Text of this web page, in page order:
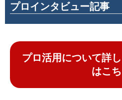
プロインタビュー記事
プロ活用について詳
はこ